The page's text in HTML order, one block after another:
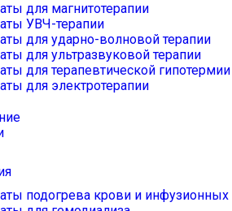
для магнитотерапии
УВЧ-терапии
для ударно-волновой терапии
для ультразвуковой терапии
для терапевтической
для электротерапии
подогрева крови и инфузионных